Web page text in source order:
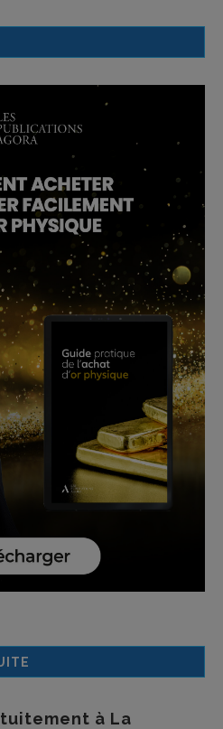
à La